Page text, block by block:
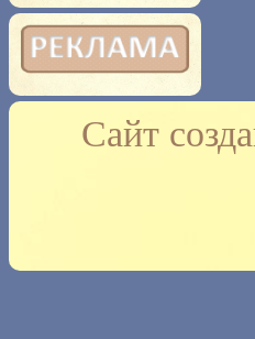
Сайт